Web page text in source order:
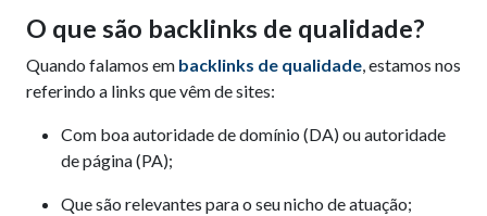
O que são backlinks de qualidade?
Quando falamos em backlinks de qualidade, estamos nos
referindo a links que vêm de sites:
Com boa autoridade de domínio (DA) ou autoridade
de página (PA);
Que são relevantes para o seu nicho de atuação;